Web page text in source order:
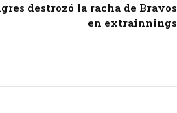
destrozó la racha de Bravos
en extrainnings